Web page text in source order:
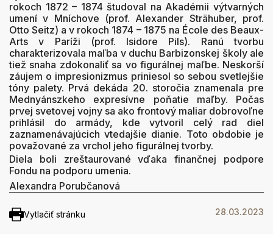
rokoch 1872 – 1874 študoval na Akadémii výtvarných
umení v Mníchove (prof. Alexander Strähuber, prof.
Otto Seitz) a v rokoch 1874 – 1875 na École des Beaux-
Arts v Paríži (prof. Isidore Pils). Ranú tvorbu
charakterizovala maľba v duchu Barbizonskej školy ale
tiež snaha zdokonaliť sa vo figurálnej maľbe. Neskorší
záujem o impresionizmus priniesol so sebou svetlejšie
tóny palety. Prvá dekáda 20. storočia znamenala pre
Mednyánszkeho expresívne poňatie maľby. Počas
prvej svetovej vojny sa ako frontový maliar dobrovoľne
prihlásil do armády, kde vytvoril celý rad diel
zaznamenávajúcich vtedajšie dianie. Toto obdobie je
považované za vrchol jeho figurálnej tvorby.
Diela boli zreštaurované vďaka finančnej podpore
Fondu na podporu umenia.
Alexandra Porubčanová
Vytlačiť stránku 28.03.2023